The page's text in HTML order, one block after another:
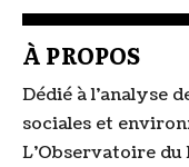
À PROPOS
Dédié à l’analyse
sociales et
L’Observatoire